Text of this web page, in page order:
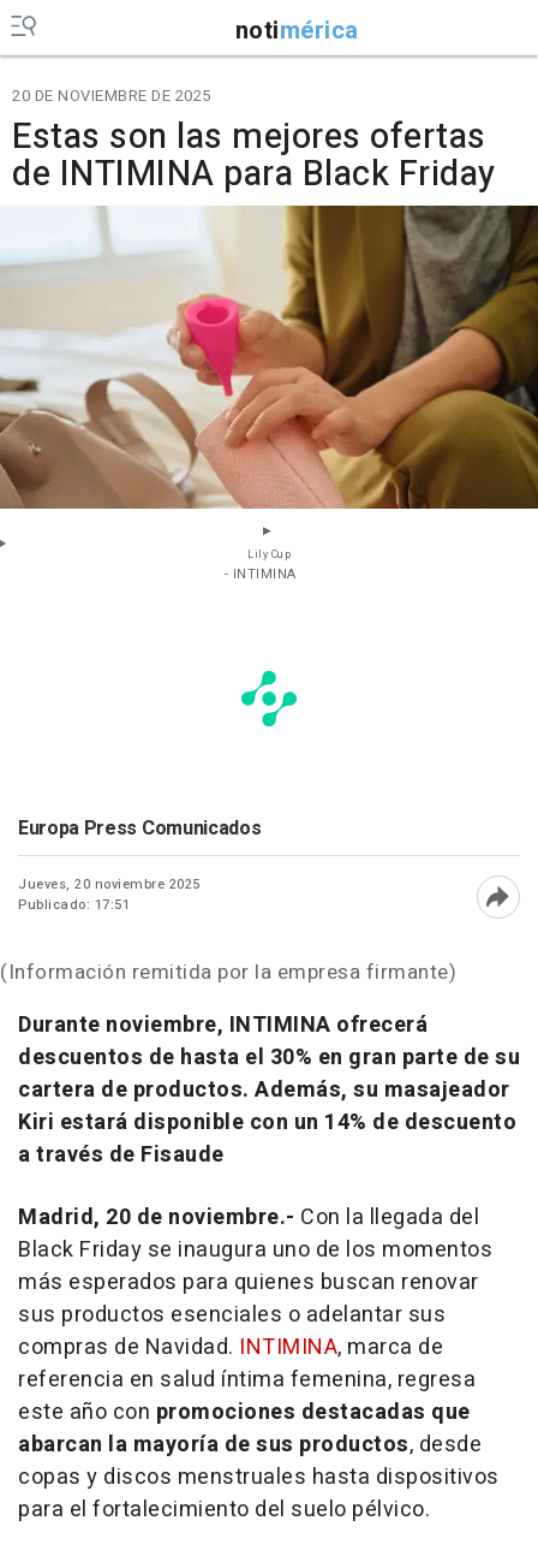
notimérica
20 DE NOVIEMBRE DE 2025
Estas son las mejores ofertas
de INTIMINA para Black Friday
Lily Cup
- INTIMINA
Europa Press Comunicados
Jueves, 20 noviembre 2025
Publicado: 17:51
(Información remitida por la empresa firmante)
Durante noviembre, INTIMINA ofrecerá
descuentos de hasta el 30% en gran parte de su
cartera de productos. Además, su masajeador
Kiri estará disponible con un 14% de descuento
a través de Fisaude
Madrid, 20 de noviembre.- Con la llegada del
Black Friday se inaugura uno de los momentos
más esperados para quienes buscan renovar
sus productos esenciales o adelantar sus
compras de Navidad. INTIMINA, marca de
referencia en salud íntima femenina, regresa
este año con promociones destacadas que
abarcan la mayoría de sus productos, desde
copas y discos menstruales hasta dispositivos
para el fortalecimiento del suelo pélvico.